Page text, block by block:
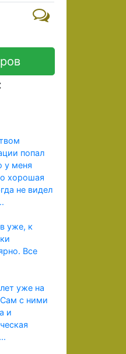
попал
у меня
хорошая
не видел
уже, к
Все
уже на
с ними
и